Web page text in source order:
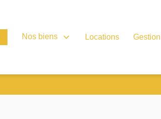
Nos biens Locations Gestion